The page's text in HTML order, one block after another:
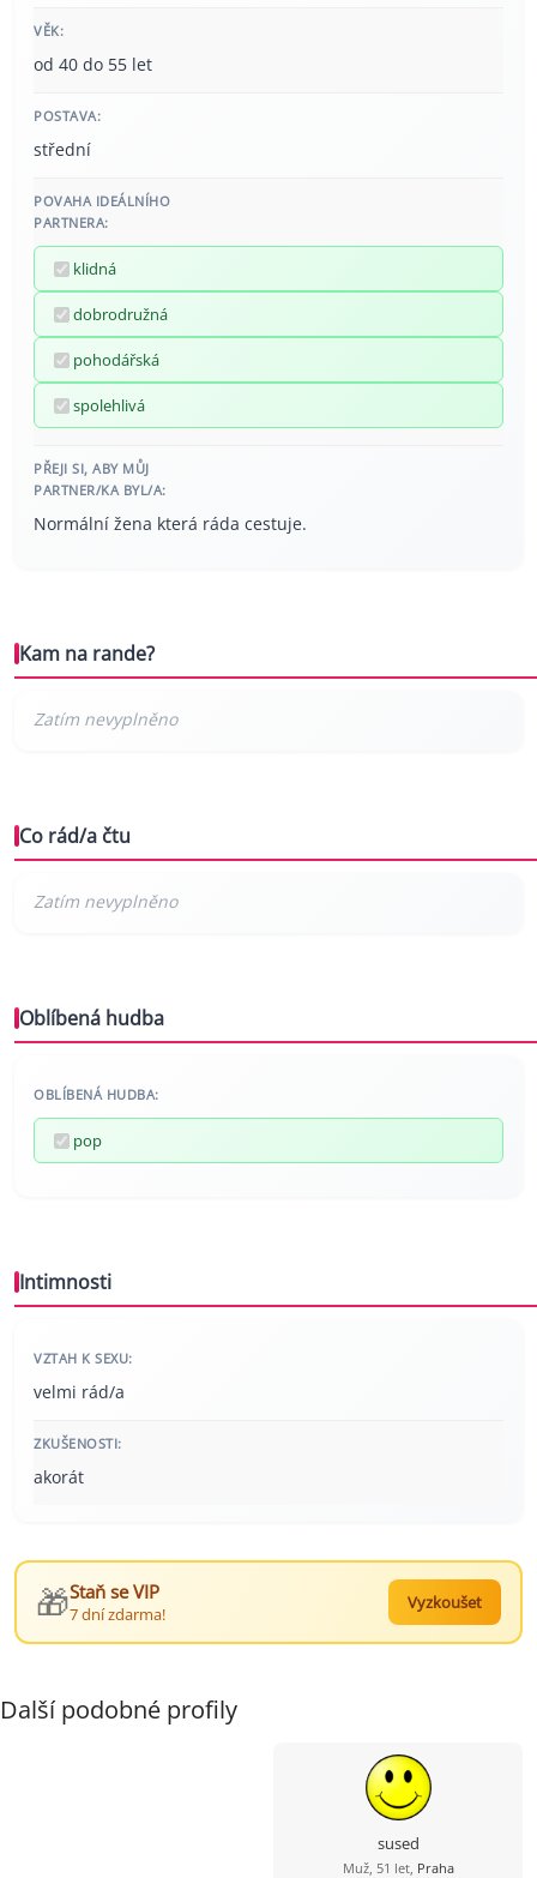
VĚK:
od 40 do 55 let
POSTAVA:
střední
POVAHA IDEÁLNÍHO
PARTNERA:
klidná
dobrodružná
pohodářská
spolehlivá
PŘEJI SI, ABY MŮJ
PARTNER/KA BYL/A:
Normální žena která ráda cestuje.
Kam na rande?
Co rád/a čtu
Oblíbená hudba
OBLÍBENÁ HUDBA:
pop
Intimnosti
VZTAH K SEXU:
velmi rád/a
ZKUŠENOSTI:
akorát
🎁Staň se VIP
7 dní zdarma!
Vyzkoušet
Další podobné profily
sused
Muž, 51 let, Praha